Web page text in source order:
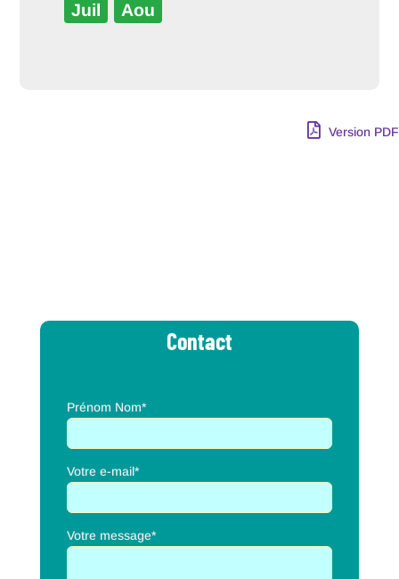
Juil Aou
Version PDF
Contact
Prénom Nom*
Votre e-mail*
Votre message*